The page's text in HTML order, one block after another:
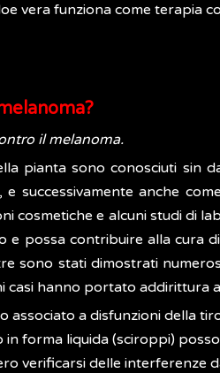
vera funziona come terapia
il melanoma.
pianta sono conosciuti sin
successivamente anche
cosmetiche e alcuni studi di
possa contribuire alla cura
sono stati dimostrati
casi hanno portato addirittura
a disfunzioni della
forma liquida (sciroppi)
verificarsi delle interferenze